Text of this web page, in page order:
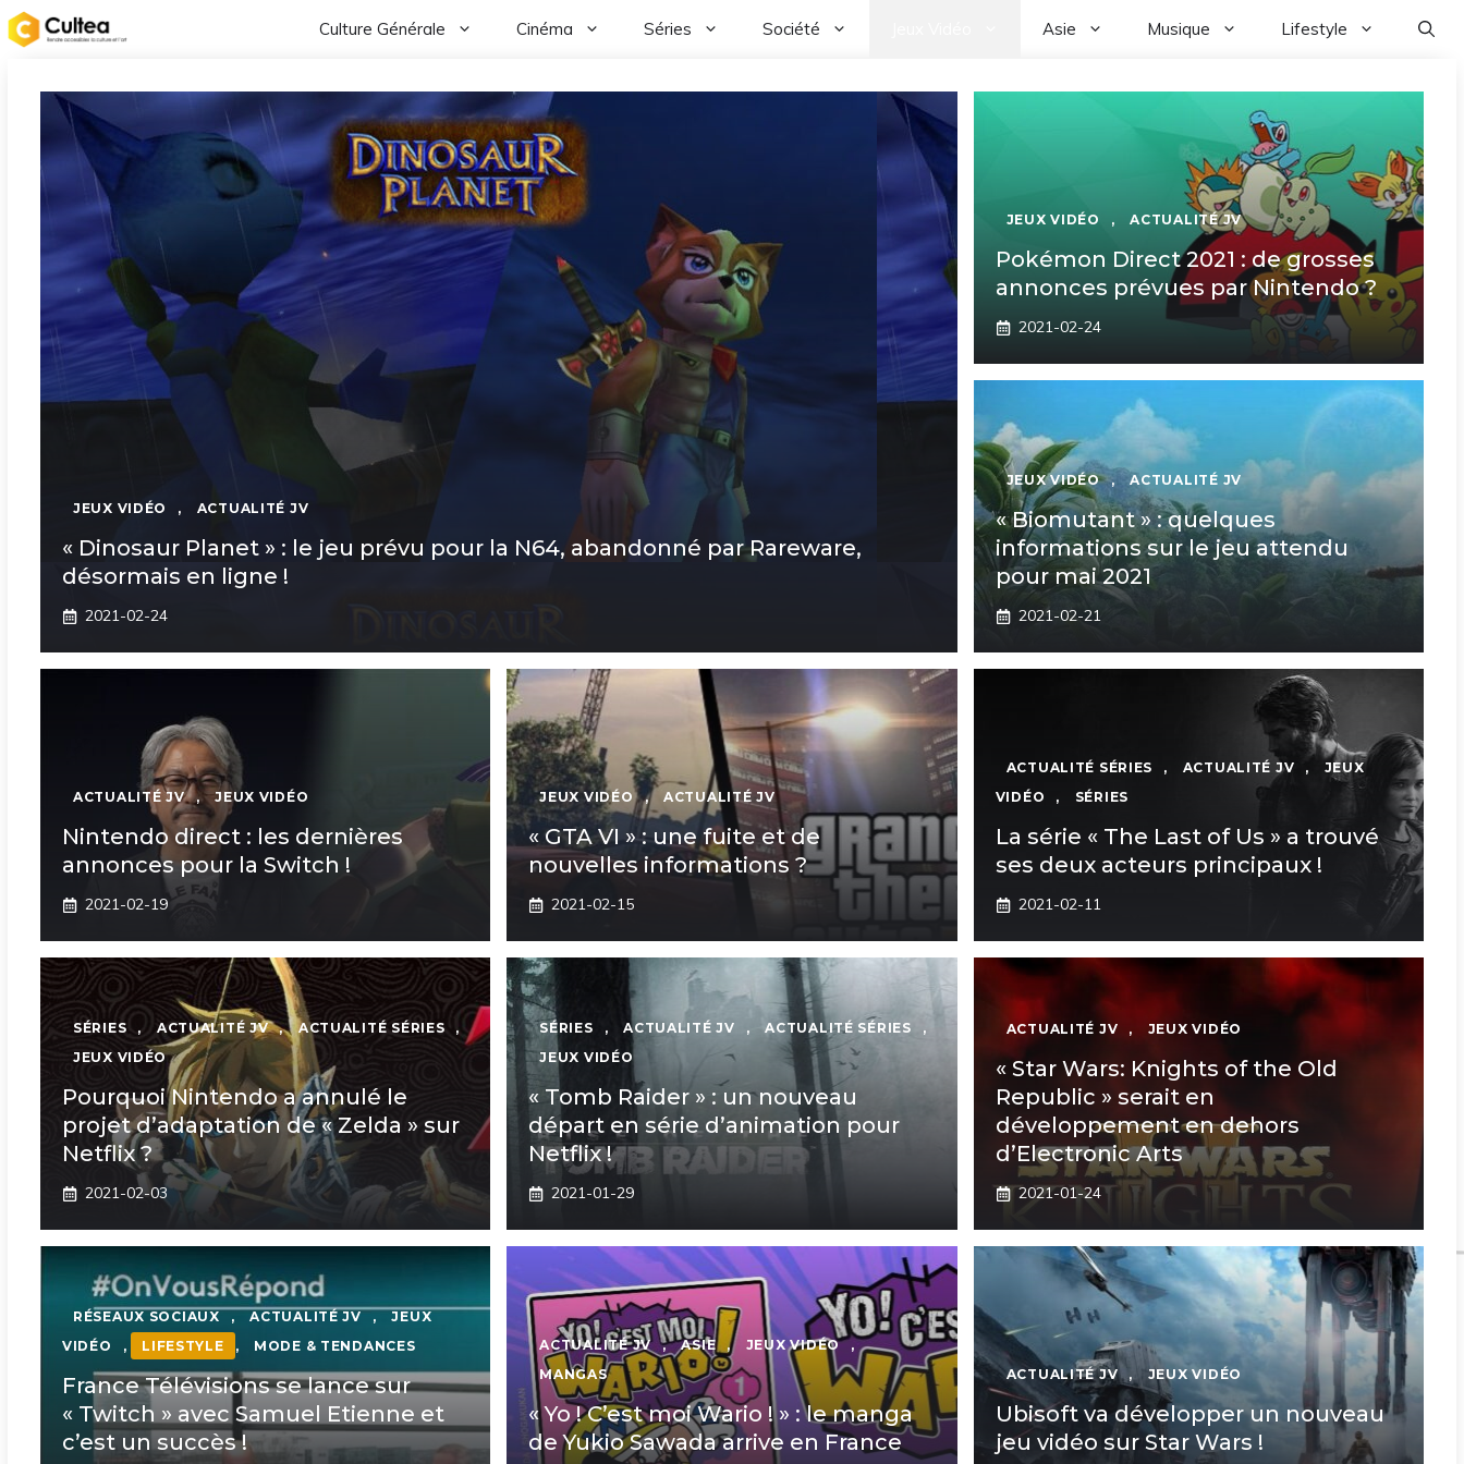
Aller
au
Culture Générale Cinéma Séries Société Asie Musique Lifestyle
JEUX VIDÉO , ACTUALITÉ JV
« Dinosaur Planet » : le jeu prévu pour la N64, abandonné par Rareware,
désormais en ligne !
2021-02-24
JEUX VIDÉO , ACTUALITÉ JV
Pokémon Direct 2021 : de grosses
annonces prévues par Nintendo ?
2021-02-24
JEUX VIDÉO , ACTUALITÉ JV
« Biomutant » : quelques
informations sur le jeu attendu
pour mai 2021
2021-02-21
ACTUALITÉ JV , JEUX VIDÉO
Nintendo direct : les dernières
annonces pour la Switch !
2021-02-19
JEUX VIDÉO , ACTUALITÉ JV
« GTA VI » : une fuite et de
nouvelles informations ?
2021-02-15
ACTUALITÉ SÉRIES , ACTUALITÉ JV ,
JEUX
VIDÉO
, SÉRIES
La série « The Last of Us » a trouvé
ses deux acteurs principaux !
2021-02-11
SÉRIES , ACTUALITÉ JV , ACTUALITÉ SÉRIES
,
JEUX VIDÉO
Pourquoi Nintendo a annulé le
projet d’adaptation de « Zelda » sur
Netflix ?
2021-02-03
SÉRIES , ACTUALITÉ JV , ACTUALITÉ SÉRIES
,
JEUX VIDÉO
« Tomb Raider » : un nouveau
départ en série d’animation pour
Netflix !
2021-01-29
ACTUALITÉ JV , JEUX VIDÉO
« Star Wars: Knights of the Old
Republic » serait en
développement en dehors
d’Electronic Arts
2021-01-24
RÉSEAUX SOCIAUX , ACTUALITÉ JV ,
JEUX
VIDÉO
, LIFESTYLE , MODE & TENDANCES
France Télévisions se lance sur
« Twitch » avec Samuel Etienne et
c’est un succès !
ACTUALITÉ JV , ASIE , JEUX VIDÉO
,
MANGAS
« Yo ! C’est moi Wario ! » : le manga
de Yukio Sawada arrive en France
ACTUALITÉ JV , JEUX VIDÉO
Ubisoft va développer un nouveau
jeu vidéo sur Star Wars !